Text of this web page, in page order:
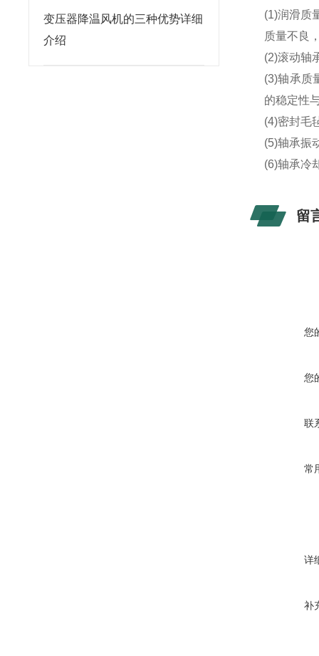
变压器降温风机的三种优势详细
介绍
(1)润滑质
质量不良
(2)滚动轴
(3)轴承质
的稳定性
(4)密封毛
(5)轴承振
(6)轴承冷
留
您
您
联
常
详
补